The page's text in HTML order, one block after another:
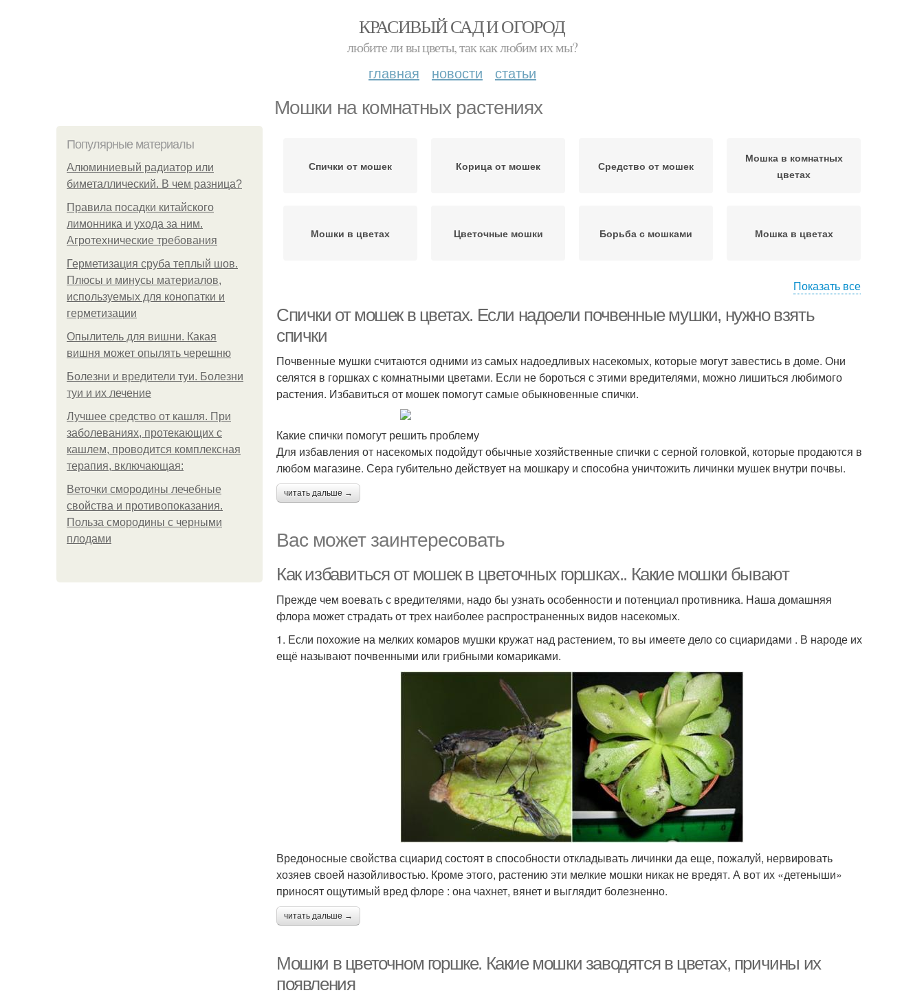
КРАСИВЫЙ САД И ОГОРОД
любите ли вы цветы, так как любим их мы?
главная новости статьи
Мошки на комнатных растениях
Популярные материалы
Алюминиевый радиатор или
биметаллический. В чем разница?
Правила посадки китайского
лимонника и ухода за ним.
Агротехнические требования
Герметизация сруба теплый шов.
Плюсы и минусы материалов,
используемых для конопатки и
герметизации
Опылитель для вишни. Какая
вишня может опылять черешню
Болезни и вредители туи. Болезни
туи и их лечение
Лучшее средство от кашля. При
заболеваниях, протекающих с
кашлем, проводится комплексная
терапия, включающая:
Веточки смородины лечебные
свойства и противопоказания.
Польза смородины с черными
плодами
Спички от мошек Корица от мошек Средство от мошек
Мошка в комнатных
цветах
Мошки в цветах Цветочные мошки Борьба с мошками Мошка в цветах
растениях
Показать все
Спички от мошек в цветах. Если надоели почвенные мушки, нужно взять
спички
Почвенные мушки считаются одними из самых надоедливых насекомых, которые могут завестись в доме. Они
селятся в горшках с комнатными цветами. Если не бороться с этими вредителями, можно лишиться любимого
растения. Избавиться от мошек помогут самые обыкновенные спички.
Какие спички помогут решить проблему
Для избавления от насекомых подойдут обычные хозяйственные спички с серной головкой, которые продаются в
любом магазине. Сера губительно действует на мошкару и способна уничтожить личинки мушек внутри почвы.
читать дальше →
Вас может заинтересовать
Как избавиться от мошек в цветочных горшках.. Какие мошки бывают
Прежде чем воевать с вредителями, надо бы узнать особенности и потенциал противника. Наша домашняя
флора может страдать от трех наиболее распространенных видов насекомых.
1. Если похожие на мелких комаров мушки кружат над растением, то вы имеете дело со сциаридами . В народе их
ещё называют почвенными или грибными комариками.
Вредоносные свойства сциарид состоят в способности откладывать личинки да еще, пожалуй, нервировать
хозяев своей назойливостью. Кроме этого, растению эти мелкие мошки никак не вредят. А вот их «детеныши»
приносят ощутимый вред флоре : она чахнет, вянет и выглядит болезненно.
читать дальше →
Мошки в цветочном горшке. Какие мошки заводятся в цветах, причины их
появления